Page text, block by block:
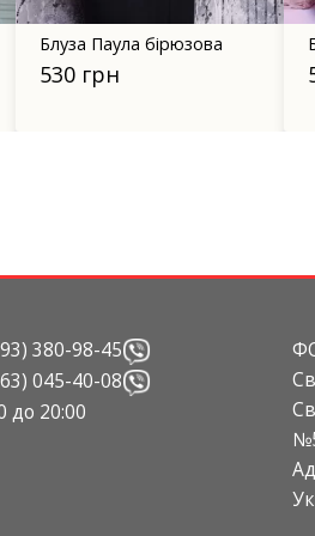
Блуза Паула зелена
530 грн
380-98-45
045-40-08
до 20:00